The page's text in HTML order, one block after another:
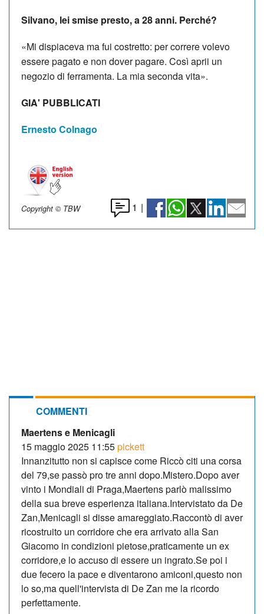
Silvano, lei smise presto, a 28 anni. Perché?
«Mi dispiaceva ma fui costretto: per correre volevo
essere pagato e non dover pagare. Così aprii un
negozio di ferramenta. La mia seconda vita».
GIA' PUBBLICATI
Ernesto Colnago
Copyright © TBW 1 |
COMMENTI
Maertens e Menicagli
15 maggio 2025 11:55pickett
Innanzitutto non si capisce come Riccò citi una corsa
del 79,se passò pro tre anni dopo.Mistero.Dopo aver
vinto i Mondiali di Praga,Maertens parlò malissimo
della sua breve esperienza italiana.Intervistato da De
Zan,Menicagli si disse amareggiato.Raccontò di aver
ricostruito un corridore che era arrivato alla San
Giacomo in condizioni pietose,praticamente un ex
corridore,e lo accuso di essere un ingrato.Se poi i
due fecero la pace e diventarono amiconi,questo non
lo so,ma quell'intervista di De Zan me la ricordo
perfettamente.